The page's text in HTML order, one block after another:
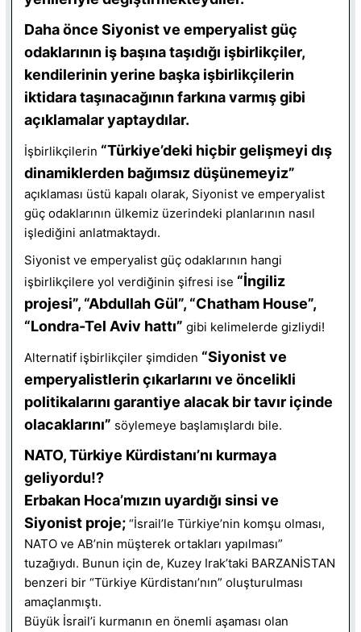
Daha önce Siyonist ve emperyalist güç
odaklarının iş başına taşıdığı işbirlikçiler,
kendilerinin yerine başka işbirlikçilerin
iktidara taşınacağının farkına varmış gibi
açıklamalar yaptaydılar.
İşbirlikçilerin “Türkiye’deki hiçbir gelişmeyi dış
dinamiklerden bağımsız düşünemeyiz”
açıklaması üstü kapalı olarak, Siyonist ve emperyalist
güç odaklarının ülkemiz üzerindeki planlarının nasıl
işlediğini anlatmaktaydı.
Siyonist ve emperyalist güç odaklarının hangi
işbirlikçilere yol verdiğinin şifresi ise “İngiliz
projesi”, “Abdullah Gül”, “Chatham House”,
“Londra-Tel Aviv hattı” gibi kelimelerde gizliydi!
Alternatif işbirlikçiler şimdiden “Siyonist ve
emperyalistlerin çıkarlarını ve öncelikli
politikalarını garantiye alacak bir tavır içinde
olacaklarını” söylemeye başlamışlardı bile.
NATO, Türkiye Kürdistanı’nı kurmaya
geliyordu!?
Erbakan Hoca’mızın uyardığı sinsi ve
Siyonist proje; “İsrail’le Türkiye’nin komşu olması,
NATO ve AB’nin müşterek ortakları yapılması”
tuzağıydı. Bunun için de, Kuzey Irak’taki BARZANİSTAN
benzeri bir “Türkiye Kürdistanı’nın” oluşturulması
amaçlanmıştı.
Büyük İsrail’i kurmanın en önemli aşaması olan